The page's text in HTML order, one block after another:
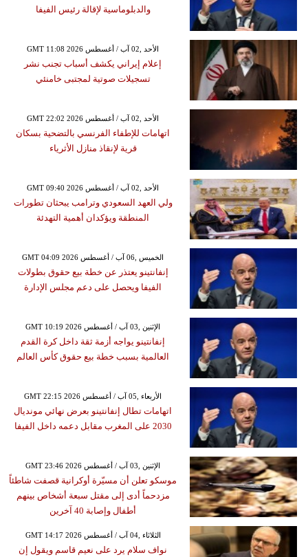
والدبلوماسية لإقالة رئيس الفيفا
GMT 11:08 2026 الأحد ,02 آب / أغسطس
إعلام إيراني يكشف أسباب تجنب نشر
تسجيلات صوتية لمجتبى خامنئي
GMT 22:02 2026 الأحد ,02 آب / أغسطس
اتهامات للإطفاء الفرنسي بالتضحية بسكان
قرية لإنقاذ منازل الأثرياء
GMT 09:40 2026 الأحد ,02 آب / أغسطس
ولي العهد السعودي وترامب يبحثان تطورات
المنطقة ويؤكدان أهمية التهدئة
GMT 04:09 2026 الخميس ,06 آب / أغسطس
إنفانتينو يعتذر عن خطة بيع حقوق بطولات
الفيفا ويحصل على دعم مجلس الإدارة
GMT 10:19 2026 الإثنين ,03 آب / أغسطس
إنفانتينو يواجه أزمة ثقة داخل كرة القدم
العالمية بسبب خطة بيع حقوق كأس العالم
GMT 22:15 2026 الأربعاء ,05 آب / أغسطس
اتهامات تطال إنفانتينو بعرض نهائي مونديال
2030 على المغرب مقابل دعمه داخل الفيفا
GMT 23:46 2026 الإثنين ,03 آب / أغسطس
موسكو تعلن أن مسيّرة أوكرانية قصفت شاطئاً
مزدحماً أدى إلى مقتل سبعة أشخاص بينهم
أطفال وإصابة 40 آخرين
GMT 14:17 2026 الثلاثاء ,04 آب / أغسطس
نواف سلام يرد على نعيم قاسم ويقول إن